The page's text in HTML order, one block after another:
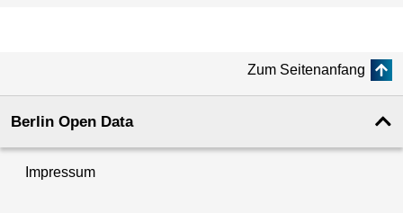
Zum Seitenanfang
Berlin Open Data
Impressum